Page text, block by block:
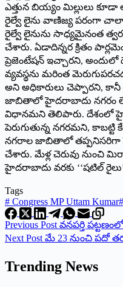
ఎత్తున బియ్యం మిల్లులు
రైల్వే లైను వాణిజ్య పరంగా
రైల్వే లైనును సాధ్యమైనంత
చేశారు. ఏడాదిన్నర క్రితం
ప్రెజెంటేషన్‌ ఇచ్చారని, అందులో
వ్యవస్థను మరింత
అని అధికారులు చెప్పారని, కానీ
జాబితాలో హైదరాబాదు నగరం
విధానమని తెలిపారు. దేశంలో
పెరుగుతున్న నగరమని, కాబట్టి
నగరాల జాబితాలో తప్పనిసరిగా
చేశారు. మేళ్ల చెరువు నుంచి
హైదరాబాదు వరకు ‘‘షటిల్‌
Tags
# Congress MP Uttam Kumar#
Previous Post వనపర్తి
Next Post మే 23 నుంచి పదో
Trending News